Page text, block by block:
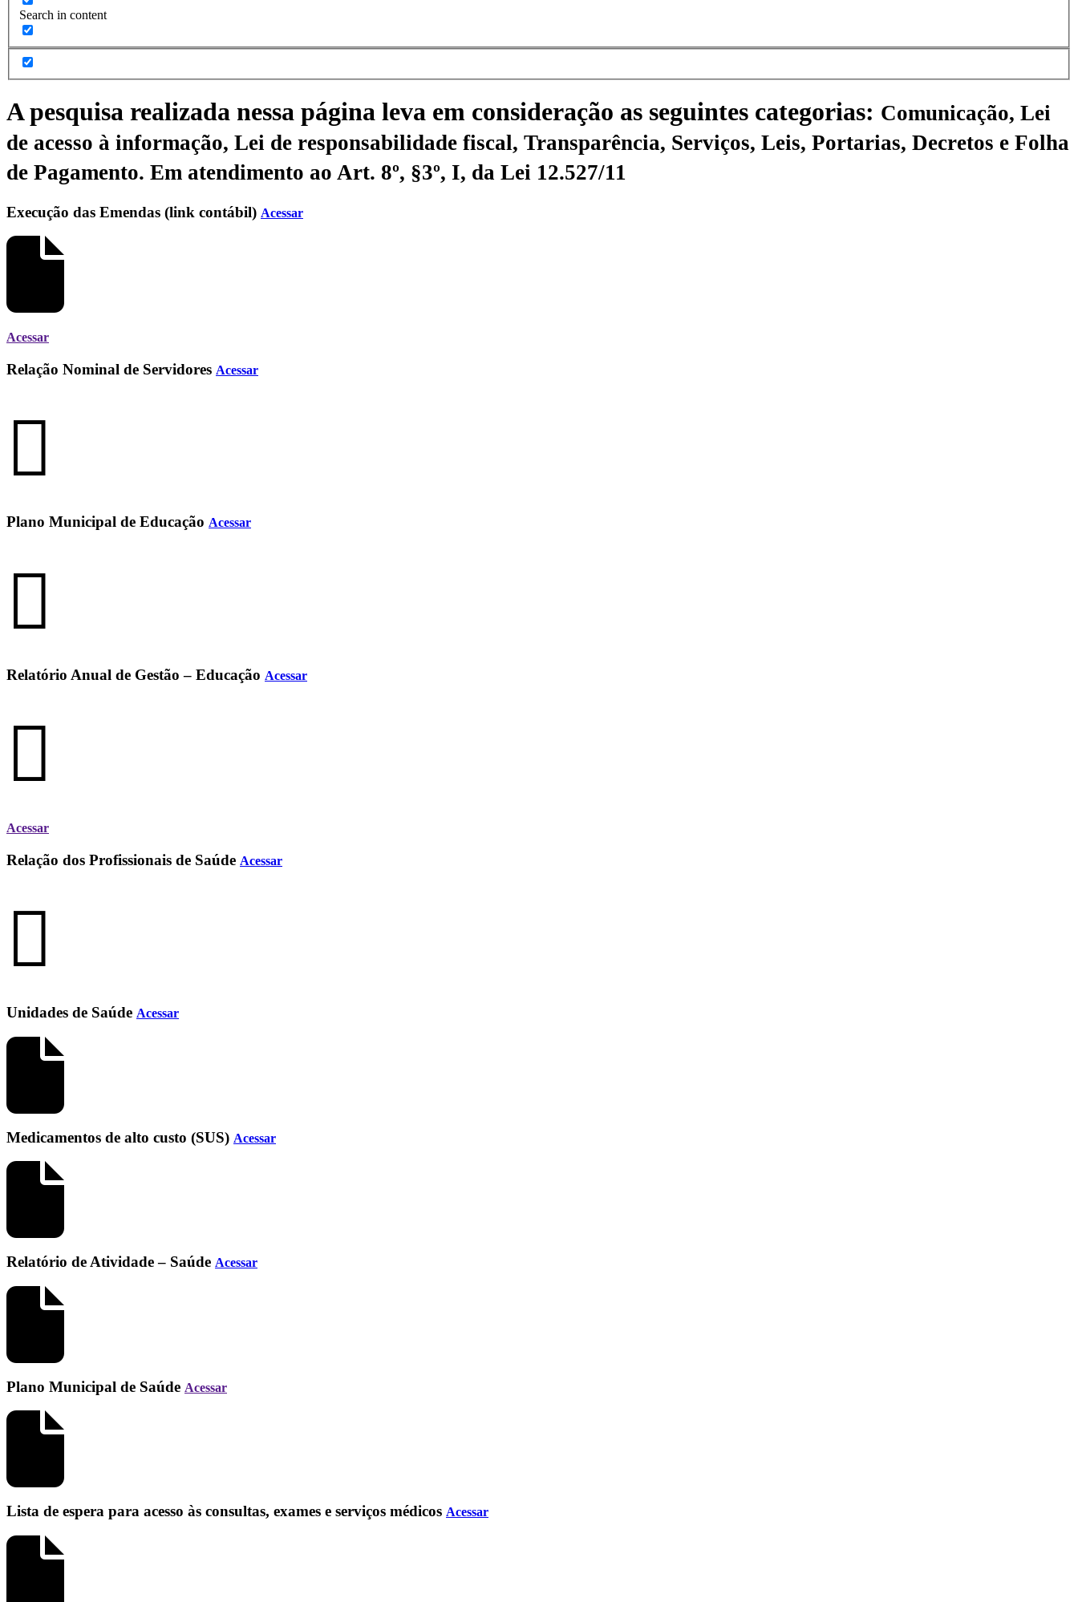
Search in content
A pesquisa realizada nessa página leva em consideração as seguintes categorias: Comunicação, Lei
de acesso à informação, Lei de responsabilidade fiscal, Transparência, Serviços, Leis, Portarias, Decretos e Folha
de Pagamento. Em atendimento ao Art. 8º, §3º, I, da Lei 12.527/11
Execução das Emendas (link contábil) Acessar
Acessar
Relação Nominal de Servidores Acessar
Plano Municipal de Educação Acessar
Relatório Anual de Gestão – Educação Acessar
Acessar
Relação dos Profissionais de Saúde Acessar
Unidades de Saúde Acessar
Medicamentos de alto custo (SUS) Acessar
Relatório de Atividade – Saúde Acessar
Plano Municipal de Saúde Acessar
Lista de espera para acesso às consultas, exames e serviços médicos Acessar